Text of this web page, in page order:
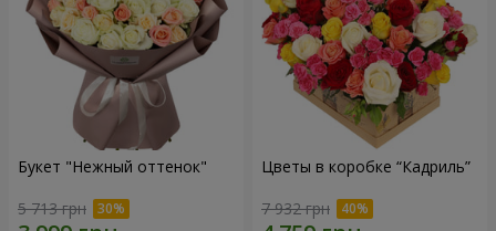
Букет "Нежный оттенок"
5 713 грн
Цветы в коробке “Кадриль”
7 932 грн